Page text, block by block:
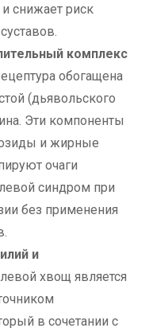
снижает риск
комплекс
обогащена
(дьявольского
Эти компоненты
и жирные
очаги
синдром при
без применения
и
хвощ является
в сочетании с